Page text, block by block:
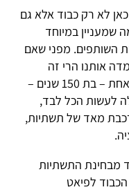
לא רק כבוד אלא גם
שמעניין במיוחד
השותפים. מפני שאם
אותנו הרי זה
שכאשר העולם כולו מחליף טכנולוגיה אחת – בת 150 שנים –
לעשות הכל לבד,
מאד של תשתיות,
מבחינת התשתיות
לפיאט